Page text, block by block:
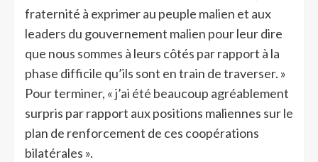
fraternité à exprimer au peuple malien et aux
leaders du gouvernement malien pour leur dire
que nous sommes à leurs côtés par rapport à la
phase difficile qu’ils sont en train de traverser. »
Pour terminer, « j’ai été beaucoup agréablement
surpris par rapport aux positions maliennes sur le
plan de renforcement de ces coopérations
bilatérales ».